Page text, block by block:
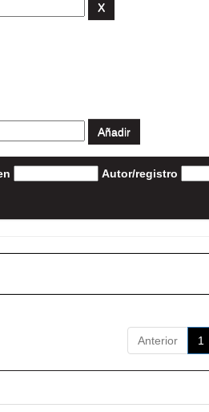
Autor/registro
Anterior 1